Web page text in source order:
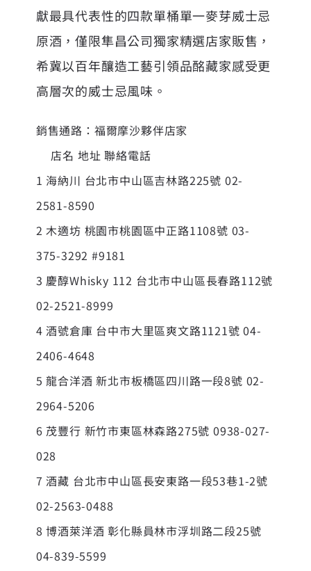
獻最具代表性的四款單桶單一麥芽威士忌
原酒，僅限隼昌公司獨家精選店家販售，
希冀以百年釀造工藝引領品酩藏家感受更
高層次的威士忌風味。
銷售通路：福爾摩沙夥伴店家
店名 地址 聯絡電話
1 海納川 台北市中山區吉林路225號 02-
2581-8590
2 木適坊 桃園市桃園區中正路1108號 03-
375-3292 #9181
3 慶醇Whisky 112 台北市中山區長春路112號
02-2521-8999
4 酒號倉庫 台中市大里區爽文路1121號 04-
2406-4648
5 龍合洋酒 新北市板橋區四川路一段8號 02-
2964-5206
6 茂豐行 新竹市東區林森路275號 0938-027-
028
7 酒藏 台北市中山區長安東路一段53巷1-2號
02-2563-0488
8 博酒萊洋酒 彰化縣員林市浮圳路二段25號
04-839-5599